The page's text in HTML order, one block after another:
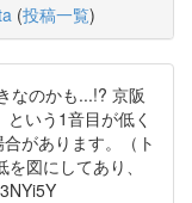
(投稿一覧)
なのかも...!? 京阪
いう1音目が低く
があります。（ト
図にしてあり、